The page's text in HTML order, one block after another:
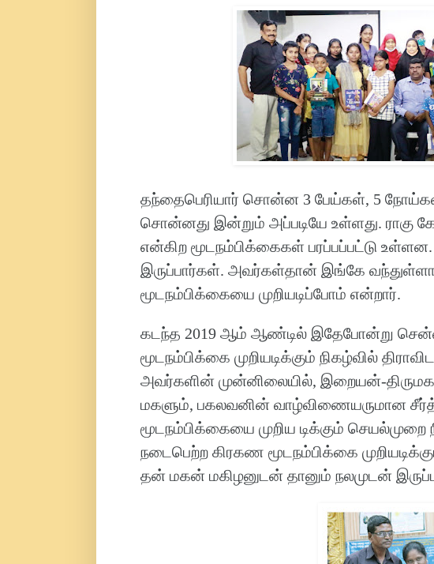
தந்தைபெரியார் சொன்ன 3 பேய்கள், 5
சொன்னது இன்றும் அப்படியே உள்ளது. ராகு
என்கிற மூடநம்பிக்கைகள் பரப்பப்பட்டு
இருப்பார்கள். அவர்கள்தான் இங்கே
மூடநம்பிக்கையை முறியடிப்போம் என்றார்.
கடந்த 2019 ஆம் ஆண்டில் இதேபோன்று
மூடநம்பிக்கை முறியடிக்கும் நிகழ்வில்
அவர்களின் முன்னிலையில், இறையன்-
மகளும், பகலவனின் வாழ்விணையருமான
மூடநம்பிக்கையை முறிய டிக்கும் செயல்முறை
நடைபெற்ற கிரகண மூடநம்பிக்கை
தன் மகன் மகிழனுடன் தானும் நலமுடன்